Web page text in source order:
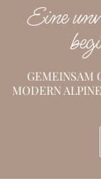
Eine
GEMEINSAM
MODERN